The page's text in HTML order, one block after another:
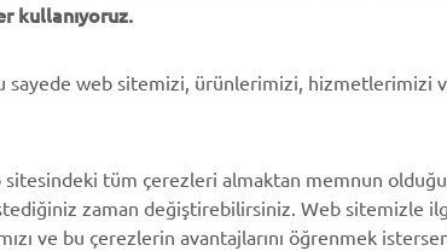
Mobil Uygulamalar
kullanıyoruz.
sayede web sitemizi, ürünlerimizi, hizmetlerimizi
sitesindeki tüm çerezleri almaktan memnun
zaman değiştirebilirsiniz. Web sitemizle
ve bu çerezlerin avantajlarını öğrenmek